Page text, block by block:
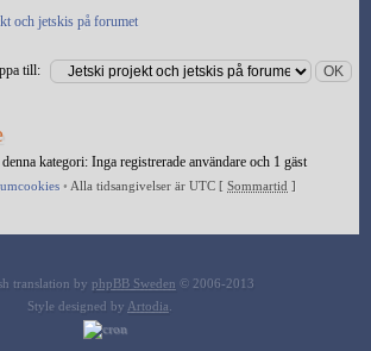
och jetskis på forumet
till:
kategori: Inga registrerade användare och 1 gäst
• Alla tidsangivelser är UTC [ Sommartid ]
translation by phpBB Sweden © 2006-2013
Style designed by Artodia